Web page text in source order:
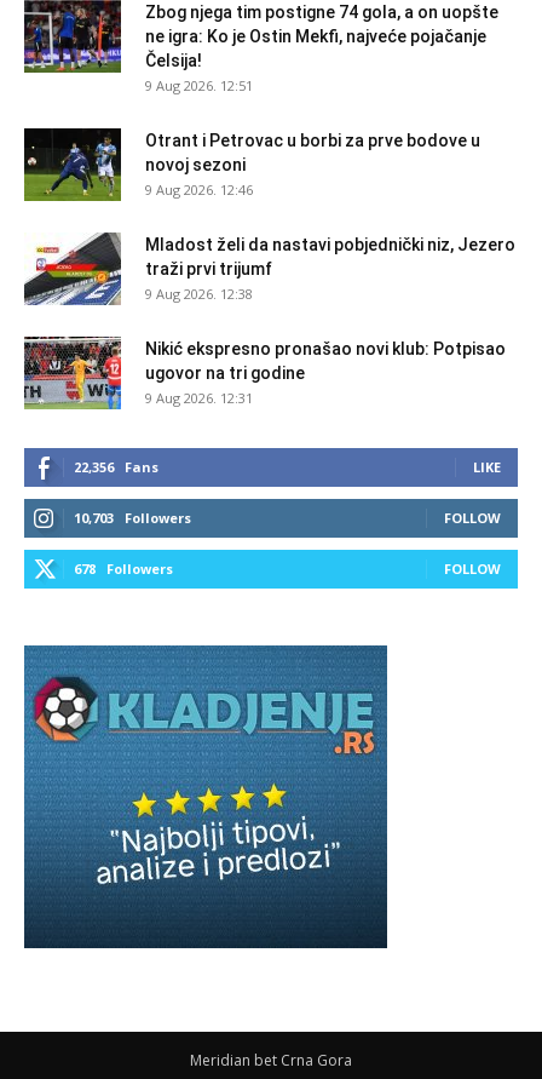
Zbog njega tim postigne 74 gola, a on uopšte
ne igra: Ko je Ostin Mekfi, najveće pojačanje
Čelsija!
9 Aug 2026. 12:51
Otrant i Petrovac u borbi za prve bodove u
novoj sezoni
9 Aug 2026. 12:46
Mladost želi da nastavi pobjednički niz, Jezero
traži prvi trijumf
9 Aug 2026. 12:38
Nikić ekspresno pronašao novi klub: Potpisao
ugovor na tri godine
9 Aug 2026. 12:31
22,356 Fans LIKE
10,703 Followers FOLLOW
678 Followers FOLLOW
Meridian bet Crna Gora